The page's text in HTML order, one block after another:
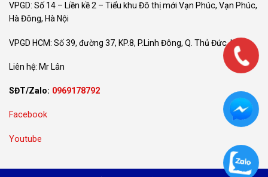
VPGD: Số 14 – Liền kề 2 – Tiểu khu Đô thị mới Vạn Phúc, Vạn Phúc,
Hà Đông, Hà Nội
VPGD HCM: Số 39, đường 37, KP.8, P.Linh Đông, Q. Thủ Đức, HCM
Liên hệ: Mr Lân
SĐT/Zalo: 0969178792
Facebook
Youtube